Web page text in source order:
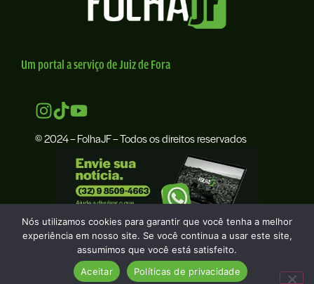
Um portal a serviço de Juiz de Fora
© 2024 – FolhaJF – Todos os direitos reservados
Nós utilizamos cookies para garantir que você tenha a melhor
experiência em nosso site. Se você continua a usar este site,
assumimos que você está satisfeito.
Aceitar
Políticas de privacidade